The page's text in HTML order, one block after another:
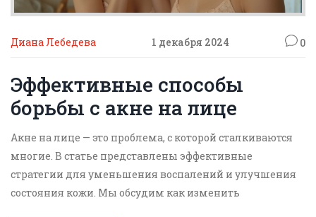
Диана Лебедева 1 декабря 2024 0
Эффективные способы
борьбы с акне на лице
Акне на лице — это проблема, с которой сталкиваются
многие. В статье представлены эффективные
стратегии для уменьшения воспалений и улучшения
состояния кожи. Мы обсудим как изменить